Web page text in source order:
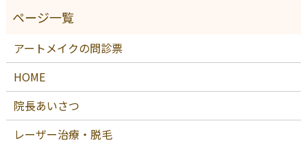
アートメイクの問診票
HOME
院長あいさつ
レーザー治療・脱毛